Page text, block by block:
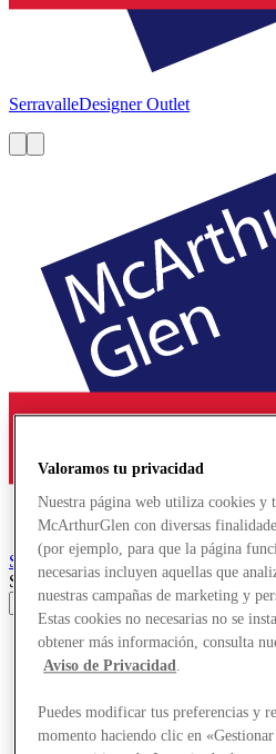
SerravalleDesigner Outlet
Serravalle Designer Outlet
Search input
Tiendas
Ofertas
Servicios
¿Qué pasa?
Comer y beber
Valoramos tu privacidad
Nuestra página web utiliza cookies y
McArthurGlen con diversas
(por ejemplo, para que la página
necesarias incluyen aquellas que
nuestras campañas de marketing y
Estas cookies no necesarias no se
obtener más información, consulta
Aviso de Privacidad.
Puedes modificar tus preferencias y
momento haciendo clic en